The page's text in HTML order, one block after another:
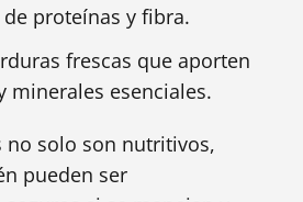
de proteínas y fibra.
frescas que aporten
minerales esenciales.
no solo son nutritivos,
pueden ser